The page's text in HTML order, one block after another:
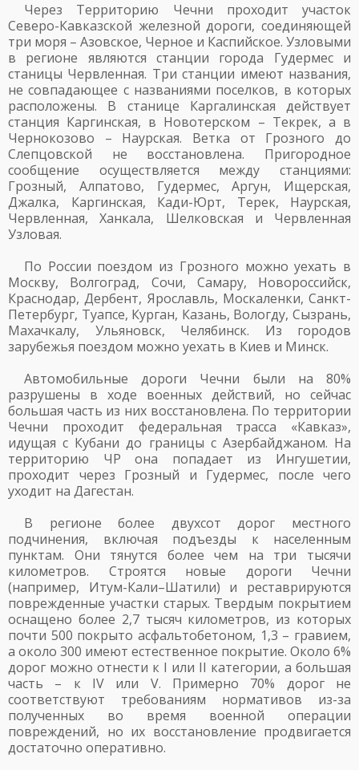
Через Территорию Чечни проходит участок
Северо-Кавказской железной дороги, соединяющей
три моря – Азовское, Черное и Каспийское. Узловыми
в регионе являются станции города Гудермес и
станицы Червленная. Три станции имеют названия,
не совпадающее с названиями поселков, в которых
расположены. В станице Каргалинская действует
станция Каргинская, в Новотерском – Текрек, а в
Чернокозово – Наурская. Ветка от Грозного до
Слепцовской не восстановлена. Пригородное
сообщение осуществляется между станциями:
Грозный, Алпатово, Гудермес, Аргун, Ищерская,
Джалка, Каргинская, Кади-Юрт, Терек, Наурская,
Червленная, Ханкала, Шелковская и Червленная
Узловая.
По России поездом из Грозного можно уехать в
Москву, Волгоград, Сочи, Самару, Новороссийск,
Краснодар, Дербент, Ярославль, Москаленки, Санкт-
Петербург, Туапсе, Курган, Казань, Вологду, Сызрань,
Махачкалу, Ульяновск, Челябинск. Из городов
зарубежья поездом можно уехать в Киев и Минск.
Автомобильные дороги Чечни были на 80%
разрушены в ходе военных действий, но сейчас
большая часть из них восстановлена. По территории
Чечни проходит федеральная трасса «Кавказ»,
идущая с Кубани до границы с Азербайджаном. На
территорию ЧР она попадает из Ингушетии,
проходит через Грозный и Гудермес, после чего
уходит на Дагестан.
В регионе более двухсот дорог местного
подчинения, включая подъезды к населенным
пунктам. Они тянутся более чем на три тысячи
километров. Строятся новые дороги Чечни
(например, Итум-Кали–Шатили) и реставрируются
поврежденные участки старых. Твердым покрытием
оснащено более 2,7 тысяч километров, из которых
почти 500 покрыто асфальтобетоном, 1,3 – гравием,
а около 300 имеют естественное покрытие. Около 6%
дорог можно отнести к I или II категории, а большая
часть – к IV или V. Примерно 70% дорог не
соответствуют требованиям нормативов из-за
полученных во время военной операции
повреждений, но их восстановление продвигается
достаточно оперативно.